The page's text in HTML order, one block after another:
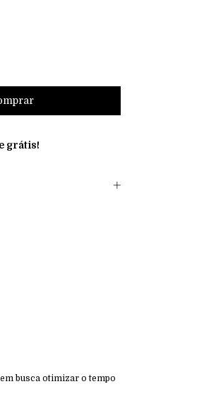
grátis!
busca otimizar o tempo